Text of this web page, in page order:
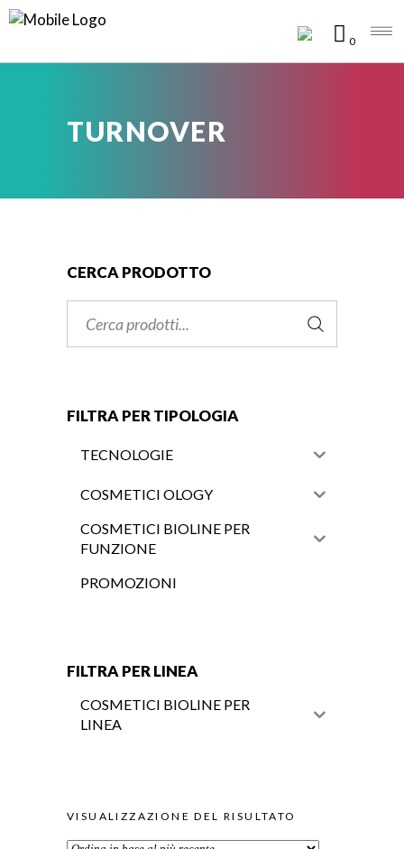
0
TURNOVER
VISUALIZZAZIONE DEL RISULTATO
CERCA PRODOTTO
FILTRA PER TIPOLOGIA
TECNOLOGIE
COSMETICI OLOGY
COSMETICI BIOLINE PER
FUNZIONE
PROMOZIONI
FILTRA PER LINEA
COSMETICI BIOLINE PER
LINEA